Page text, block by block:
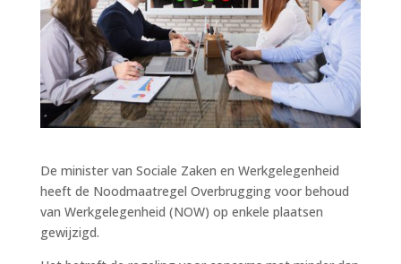
De minister van Sociale Zaken en Werkgelegenheid
heeft de Noodmaatregel Overbrugging voor behoud
van Werkgelegenheid (NOW) op enkele plaatsen
gewijzigd.